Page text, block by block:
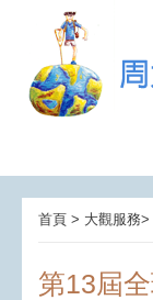
首頁 > 大觀服務
第13屆